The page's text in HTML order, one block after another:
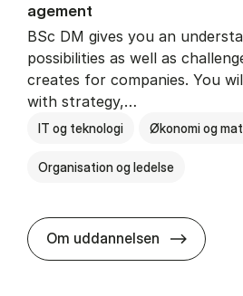
age­ment
BSc DM gives you an
possibilities as well as
creates for companies. You
with strategy,…
IT og teknologi Økonomi og
Organisation og ledelse
Om uddannelsen BSc in